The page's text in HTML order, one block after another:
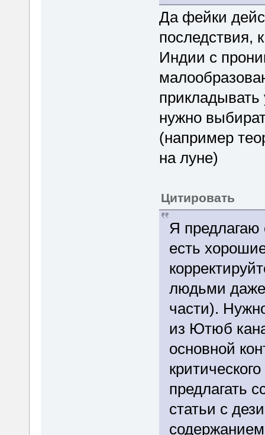
Да фейки
последствия,
Индии с
нужно
(например
на луне)
Цитировать
Я предлагаю
есть
людьми даже
части).
из Ютюб
основной
предлагать
статьи с